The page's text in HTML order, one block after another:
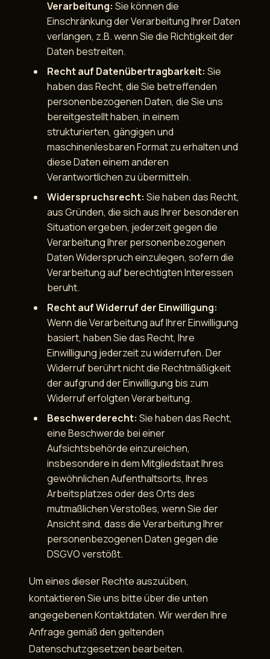
Verarbeitung: Sie können die
Einschränkung der Verarbeitung Ihrer Daten
verlangen, z.B. wenn Sie die Richtigkeit der
Daten bestreiten.
Recht auf Datenübertragbarkeit: Sie
haben das Recht, die Sie betreffenden
personenbezogenen Daten, die Sie uns
bereitgestellt haben, in einem
strukturierten, gängigen und
maschinenlesbaren Format zu erhalten und
diese Daten einem anderen
Verantwortlichen zu übermitteln.
Widerspruchsrecht: Sie haben das Recht,
aus Gründen, die sich aus Ihrer besonderen
Situation ergeben, jederzeit gegen die
Verarbeitung Ihrer personenbezogenen
Daten Widerspruch einzulegen, sofern die
Verarbeitung auf berechtigten Interessen
beruht.
Recht auf Widerruf der Einwilligung:
Wenn die Verarbeitung auf Ihrer Einwilligung
basiert, haben Sie das Recht, Ihre
Einwilligung jederzeit zu widerrufen. Der
Widerruf berührt nicht die Rechtmäßigkeit
der aufgrund der Einwilligung bis zum
Widerruf erfolgten Verarbeitung.
Beschwerderecht: Sie haben das Recht,
eine Beschwerde bei einer
Aufsichtsbehörde einzureichen,
insbesondere in dem Mitgliedstaat Ihres
gewöhnlichen Aufenthaltsorts, Ihres
Arbeitsplatzes oder des Orts des
mutmaßlichen Verstoßes, wenn Sie der
Ansicht sind, dass die Verarbeitung Ihrer
personenbezogenen Daten gegen die
DSGVO verstößt.
Um eines dieser Rechte auszuüben,
kontaktieren Sie uns bitte über die unten
angegebenen Kontaktdaten. Wir werden Ihre
Anfrage gemäß den geltenden
Datenschutzgesetzen bearbeiten.